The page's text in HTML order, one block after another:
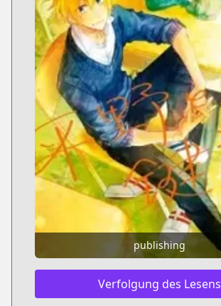
publishing
Verfolgung des Lesens